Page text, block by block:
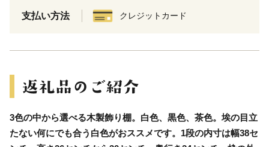
支払い方法 クレジットカード
3色の中から選べる木製飾り棚。白色、黒色、茶色。埃の目立
たない何にでも合う白色がおススメです。1段の内寸は幅38セ